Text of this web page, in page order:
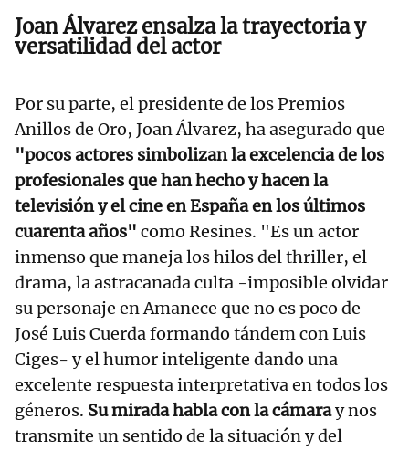
Joan Álvarez ensalza la trayectoria y
versatilidad del actor
Por su parte, el presidente de los Premios
Anillos de Oro, Joan Álvarez, ha asegurado que
"pocos actores simbolizan la excelencia de los
profesionales que han hecho y hacen la
televisión y el cine en España en los últimos
cuarenta años" como Resines. "Es un actor
inmenso que maneja los hilos del thriller, el
drama, la astracanada culta -imposible olvidar
su personaje en Amanece que no es poco de
José Luis Cuerda formando tándem con Luis
Ciges- y el humor inteligente dando una
excelente respuesta interpretativa en todos los
géneros. Su mirada habla con la cámaray nos
transmite un sentido de la situación y del